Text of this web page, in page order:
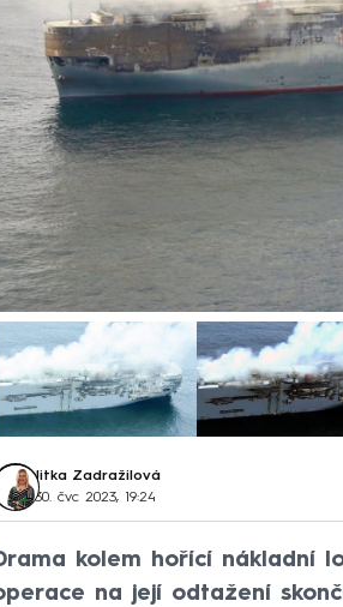
Jitka Zadražilová
30. čvc 2023, 19:24
kolem hořící nákladní
na její odtažení